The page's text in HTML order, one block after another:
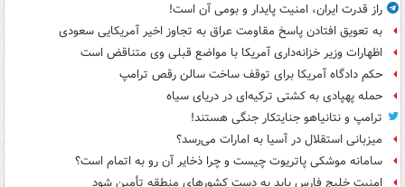
راز قدرت ایران، امنیت پایدار و بومی آن است!
به تعویق افتادن پاسخ مقاومت عراق به تجاوز اخیر آمریکایی سعودی
اظهارات وزیر خزانه‌داری آمریکا با مواضع قبلی وی متناقض است
حکم دادگاه آمریکا برای توقف ساخت سالن رقص ترامپ
حمله پهپادی به کشتی ترکیه‌ای در دریای سیاه
ترامپ و نتانیاهو جنایتکار جنگی هستند!
میزبانی استقلال در آسیا به امارات می‌رسد؟
سامانه موشکی پاتریوت چیست و چرا ذخایر آن رو به اتمام است؟
امنیت خلیج فارس باید به دست کشورهای منطقه تأمین شود